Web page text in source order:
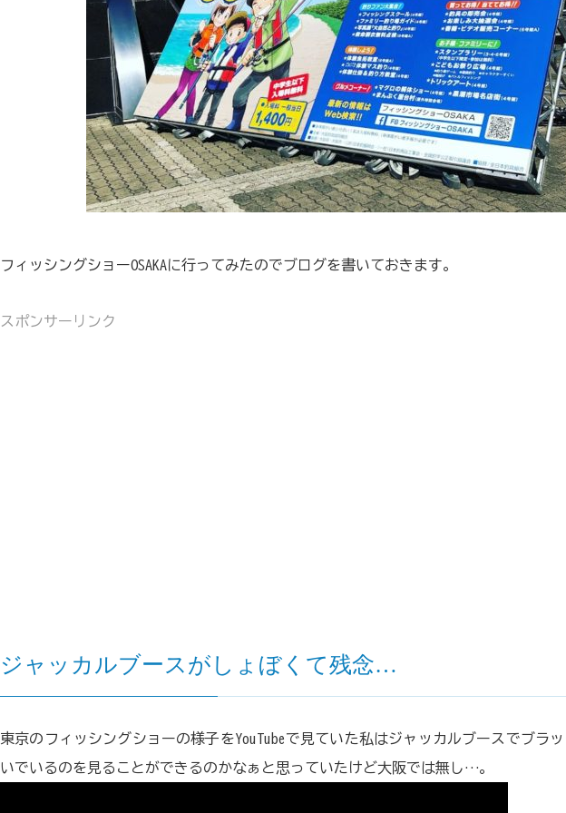
フィッシングショーOSAKAに行ってみたのでブログを書いておきます。
スポンサーリンク
ジャッカルブースがしょぼくて残念…
東京のフィッシングショーの様子をYouTubeで見ていた私はジャッカルブースでブラ
いでいるのを見ることができるのかなぁと思っていたけど大阪では無し…。